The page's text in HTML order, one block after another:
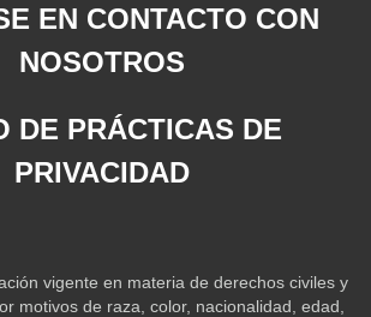
EN CONTACTO CON
NOSOTROS
DE PRÁCTICAS DE
PRIVACIDAD
vigente en materia de derechos civiles y
motivos de raza, color, nacionalidad, edad,